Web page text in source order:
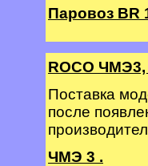
Паровоз BR
ROCO ЧМЭ3,
Поставка
после
ЧМЭ 3 .